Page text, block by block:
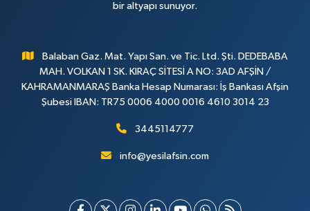
bir altyapı sunuyor.
Balaban Gaz. Mat. Yapı San. ve Tic. Ltd. Şti. DEDEBABA
MAH. VOLKAN 1 SK. KIRAÇ SİTESİ A NO: 3AD AFŞİN /
KAHRAMANMARAŞ Banka Hesap Numarası: İş Bankası Afşin
Şubesi IBAN: TR75 0006 4000 0016 4610 3014 23
3445114777
info@yesilafsin.com